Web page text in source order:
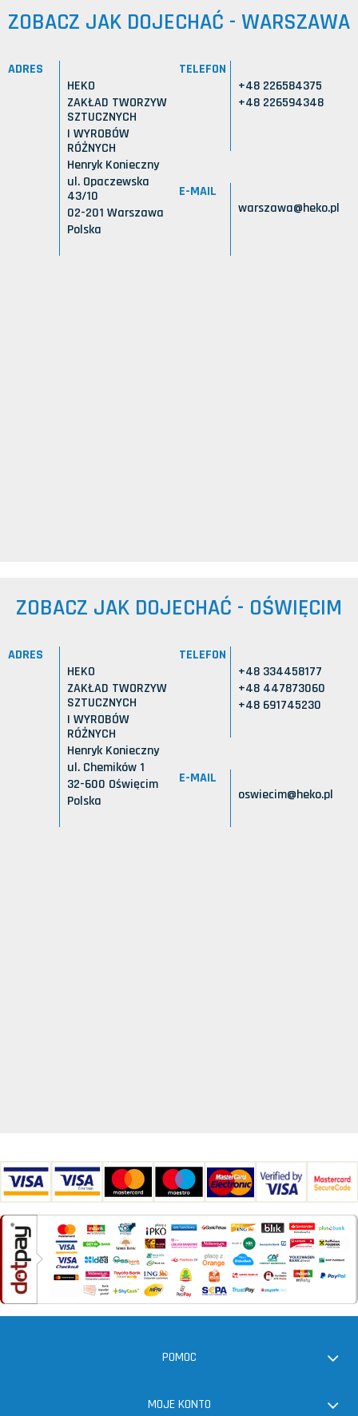
ZOBACZ JAK DOJECHAĆ - WARSZAWA
ADRES
HEKO
ZAKŁAD TWORZYW
SZTUCZNYCH
I WYROBÓW
RÓŻNYCH
Henryk Konieczny
ul. Opaczewska
43/10
02-201 Warszawa
Polska
TELEFON
+48 226584375
+48 226594348
E-MAIL
warszawa@heko.pl
ZOBACZ JAK DOJECHAĆ - OŚWIĘCIM
ADRES
HEKO
ZAKŁAD TWORZYW
SZTUCZNYCH
I WYROBÓW
RÓŻNYCH
Henryk Konieczny
ul. Chemików 1
32-600 Oświęcim
Polska
TELEFON
+48 334458177
+48 447873060
+48 691745230
E-MAIL
oswiecim@heko.pl
POMOC
MOJE KONTO